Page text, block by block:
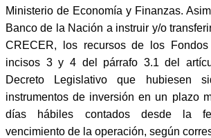
Ministerio de Economía y Finanzas.
Banco de la Nación a instruir y/o
CRECER, los recursos de los
incisos 3 y 4 del párrafo 3.1 del
Decreto Legislativo que hubiesen
instrumentos de inversión en un plazo
días hábiles contados desde la
vencimiento de la operación, según